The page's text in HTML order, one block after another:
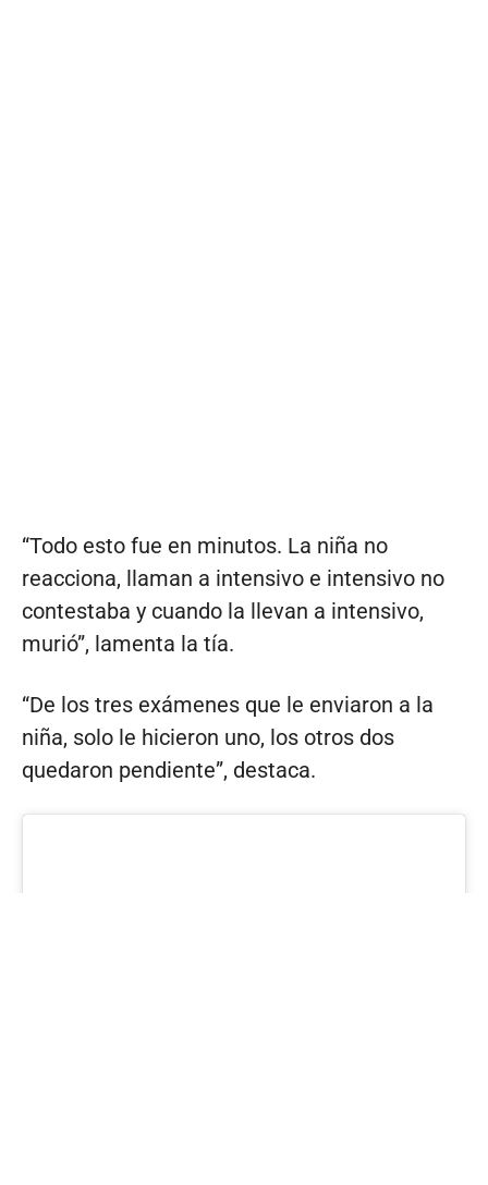
“Todo esto fue en minutos. La niña no
reacciona, llaman a intensivo e intensivo no
contestaba y cuando la llevan a intensivo,
murió”, lamenta la tía.
“De los tres exámenes que le enviaron a la
niña, solo le hicieron uno, los otros dos
quedaron pendiente”, destaca.